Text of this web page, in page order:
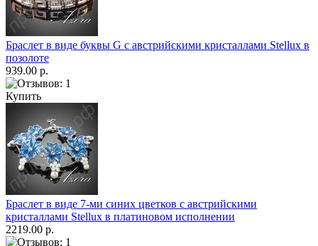
Браслет в виде буквы G c австрийскими кристаллами Stellux в
позолоте
939.00 р.
Купить
Браслет в виде 7-ми синих цветков с австрийскими
кристаллами Stellux в платиновом исполнении
2219.00 р.